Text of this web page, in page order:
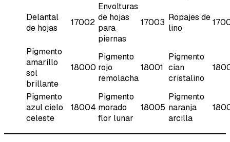
Delantal
de hojas
17002
Envolturas
de hojas
para
piernas
17003 Ropajes de
lino
Pigmento
amarillo
sol
brillante
18000
Pigmento
rojo
remolacha
18001
Pigmento
cian
cristalino
Pigmento
azul cielo
celeste
18004
Pigmento
morado
flor lunar
18005
Pigmento
naranja
arcilla